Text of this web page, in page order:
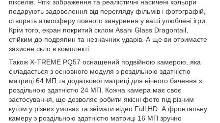
пікселів. Чіткі зображення та реалістичні насичені кольори
подарують задоволення від перегляду фільмів і фотографій,
створять атмосферу повного занурення у ваші улюблені ігри.
Крім того, екран покритий склом Asahi Glass Dragontail,
стійким до подряпин та незначних ударів. А ще ви отримаєте
захисне скло в комплекті.
Також X-TREME PQ57 оснащений подвійною камерою, яка
складається з основного модуля з роздільною здатністю
матриці 64 МП та додаткової матриці для нічного бачення з
роздільною здатністю 24 МП. Кожна камера має своє
застосування, що дозволяє робити якісні фото під різним
кутом у різних умовах та знімати відео Full HD. А фронтальну
камеру з роздільною здатністю матриці 16 МП зручно